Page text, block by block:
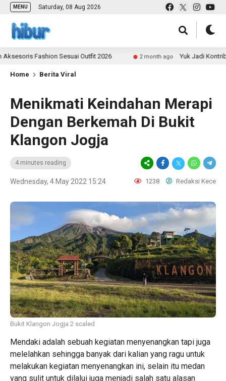
MENU Saturday, 08 Aug 2026
Fashion Sesuai Outfit 2026 2 month ago Yuk Jadi Kontributor
Home Berita Viral
Menikmati Keindahan Merapi
Dengan Berkemah Di Bukit
Klangon Jogja
4 minutes reading
Wednesday, 4 May 2022 15:24 1238 Redaksi Kece
Bukit Klangon Jogja 2 scaled
Mendaki adalah sebuah kegiatan menyenangkan tapi juga
melelahkan sehingga banyak dari kalian yang ragu untuk
melakukan kegiatan menyenangkan ini, selain itu medan
yang sulit untuk dilalui juga menjadi salah satu alasan